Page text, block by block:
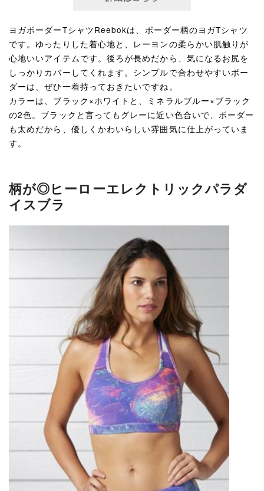
ヨガボーダーTシャツReebokは、ボーダー柄のヨガTシャツ
です。ゆったりした着心地と、レーヨンの柔らかい肌触りが
心地いいアイテムです。後ろが長めだから、気になるお尻を
しっかりカバーしてくれます。シンプルで合わせやすいボー
ダーは、ぜひ一着持っておきたいですね。
カラーは、ブラック×ホワイトと、ミネラルブルー×ブラック
の2色。ブラックと言ってもグレーに近い色合いで、ボーダー
も太めだから、優しくかわいらしい雰囲気に仕上がっていま
す。
柄が◎ヒーローエレクトリックパラダ
イスブラ